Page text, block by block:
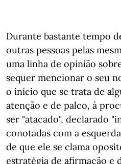
Durante bastante tempo
outras pessoas pelas
uma linha de opinião
sequer mencionar o seu
o início que se trata de
atenção e de palco, à
ser "atacado", declarado
conotadas com a
de que ele se clama
estratégia de afirmação e